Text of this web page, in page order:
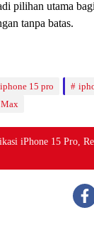
pilihan utama
tanpa batas.
iphone 15 pro
Max
iPhone 15 Pro,